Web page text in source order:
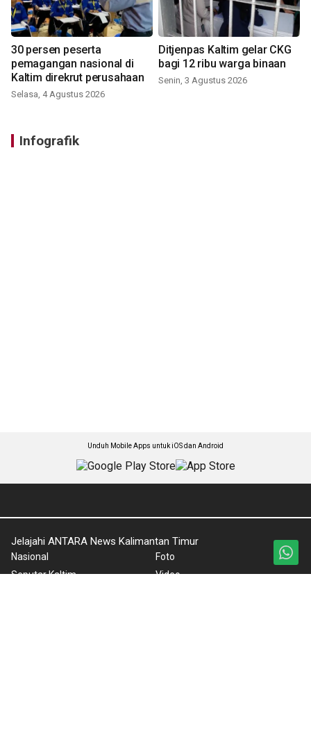
30 persen peserta
pemagangan nasional di
Kaltim direkrut perusahaan
Selasa, 4 Agustus 2026
Ditjenpas Kaltim gelar CKG
bagi 12 ribu warga binaan
Senin, 3 Agustus 2026
Infografik
Unduh Mobile Apps untuk iOS dan Android
Jelajahi ANTARA News Kalimantan Timur
Nasional
Seputar Kaltim
Foto
Video